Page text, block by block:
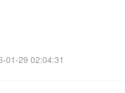
01-29 02:04:31